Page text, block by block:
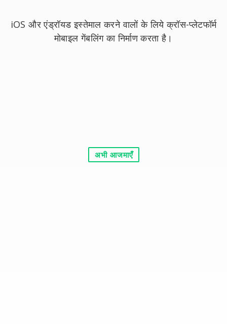
iOS और एंड्रॉयड इस्तेमाल करने वालों के लिये क्रॉस-प्लेटफॉर्म
मोबाइल गेंबलिंग का निर्माण करता है।
अभी आजमाएँ